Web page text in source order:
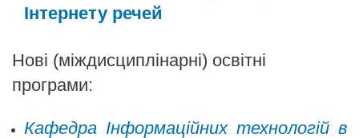
Інтернету речей
Нові (міждисциплінарні) освітні
програми:
Кафедра Інформаційних технологій в